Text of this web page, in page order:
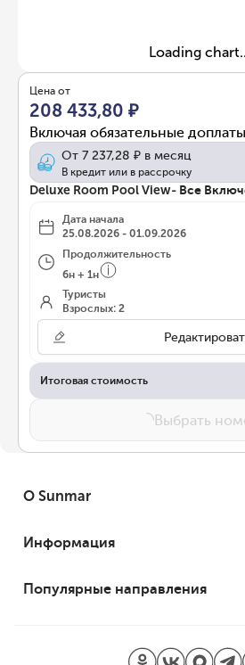
Loading
Цена от
208 433,80 ₽
Включая обязательные доплаты
От 7 237,28 ₽ в месяц
В кредит или в рассрочку
Deluxe Room Pool View- Все
Дата начала
25.08.2026 - 01.09.2026
Продолжительность
6н + 1н
Туристы
Взрослых: 2
Итоговая стоимость
Выбрать
О Sunmar
Информация
Популярные направления